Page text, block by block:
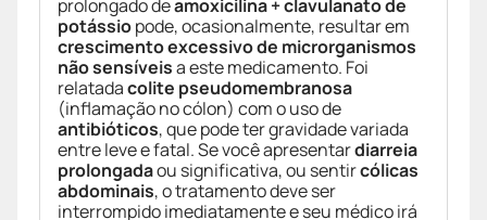
prolongado deamoxicilina + clavulanato de
potássiopode, ocasionalmente, resultar em
crescimento excessivo de microrganismos
não sensíveisa este medicamento. Foi
relatadacolite pseudomembranosa
(inflamação no cólon) com o uso de
antibióticos, que pode ter gravidade variada
entre leve e fatal. Se você apresentardiarreia
prolongadaou significativa, ou sentircólicas
abdominais, o tratamento deve ser
interrompido imediatamente e seu médico irá